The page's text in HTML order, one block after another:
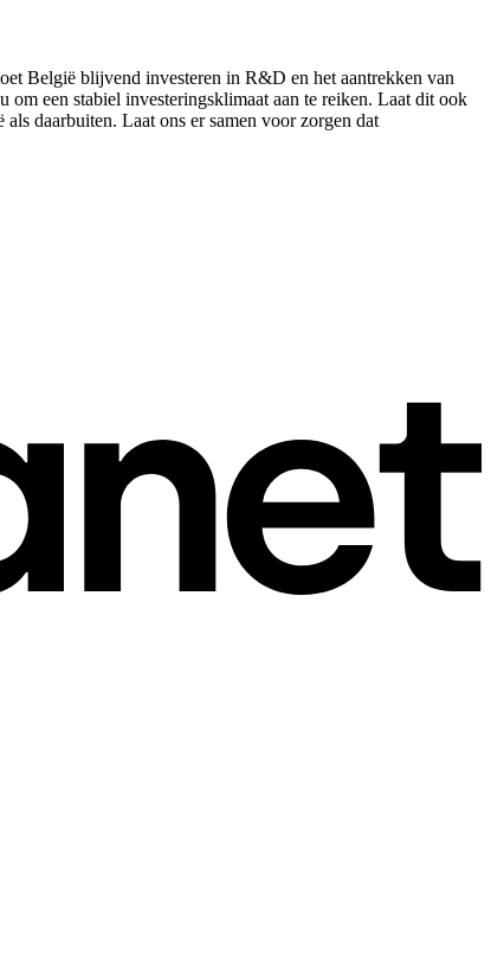
België blijvend investeren in R&D en het aantrekken van
om een stabiel investeringsklimaat aan te reiken. Laat dit ook
daarbuiten. Laat ons er samen voor zorgen dat